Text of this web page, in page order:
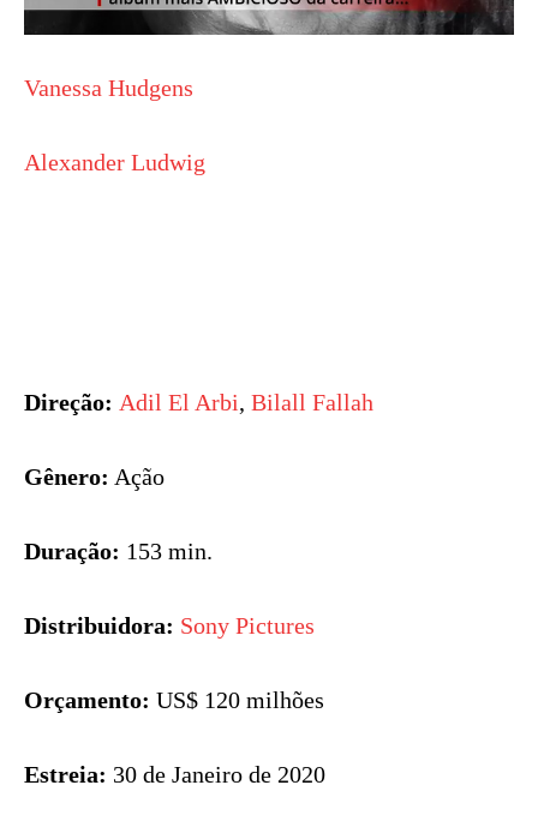
Vanessa Hudgens
Alexander Ludwig
Direção: Adil El Arbi, Bilall Fallah
Gênero: Ação
Duração: 153 min.
Distribuidora: Sony Pictures
Orçamento: US$ 120 milhões
Estreia: 30 de Janeiro de 2020